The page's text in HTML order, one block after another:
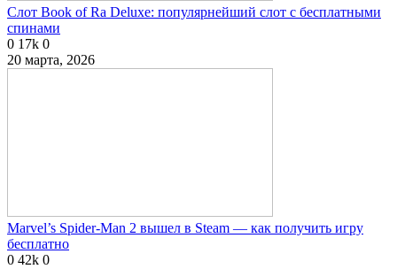
Слот Book of Ra Deluxe: популярнейший слот с бесплатными
спинами
0 17k 0
20 марта, 2026
Marvel’s Spider-Man 2 вышел в Steam — как получить игру
бесплатно
0 42k 0